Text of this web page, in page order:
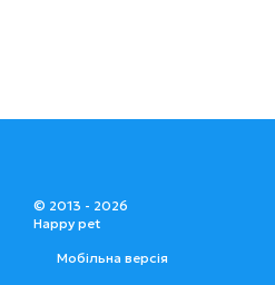
© 2013 - 2026
Happy pet
Мобільна версія